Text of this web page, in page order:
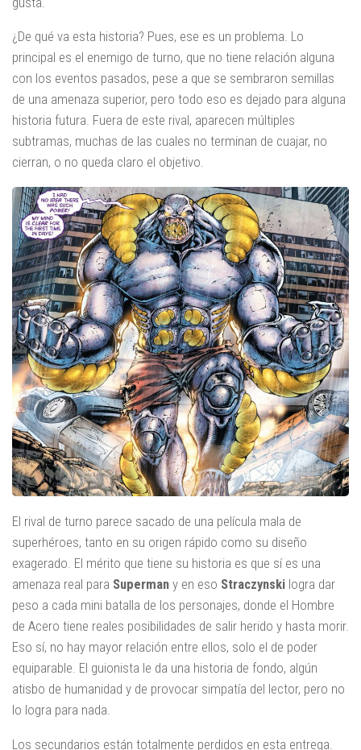
¿De qué va esta historia? Pues, ese es un problema. Lo
principal es el enemigo de turno, que no tiene relación alguna
con los eventos pasados, pese a que se sembraron semillas
de una amenaza superior, pero todo eso es dejado para alguna
historia futura. Fuera de este rival, aparecen múltiples
subtramas, muchas de las cuales no terminan de cuajar, no
cierran, o no queda claro el objetivo.
El rival de turno parece sacado de una película mala de
superhéroes, tanto en su origen rápido como su diseño
exagerado. El mérito que tiene su historia es que sí es una
amenaza real para Superman y en eso Straczynski logra dar
peso a cada mini batalla de los personajes, donde el Hombre
de Acero tiene reales posibilidades de salir herido y hasta morir.
Eso sí, no hay mayor relación entre ellos, solo el de poder
equiparable. El guionista le da una historia de fondo, algún
atisbo de humanidad y de provocar simpatía del lector, pero no
lo logra para nada.
Los secundarios están totalmente perdidos en esta entrega.